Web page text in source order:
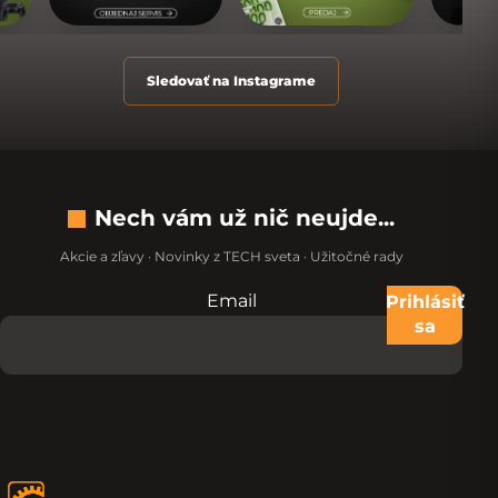
Sledovať na Instagrame
Nech vám už nič neujde...
Akcie a zľavy · Novinky z TECH sveta · Užitočné rady
Nevypĺňajte toto pole:
Email
Prihlásiť
sa